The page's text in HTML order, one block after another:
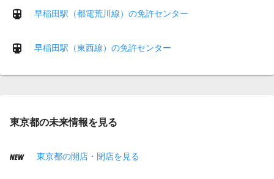
早稲田駅（都電荒川線）の免許センター
早稲田駅（東西線）の免許センター
東京都の未来情報を見る
東京都の開店・閉店を見る